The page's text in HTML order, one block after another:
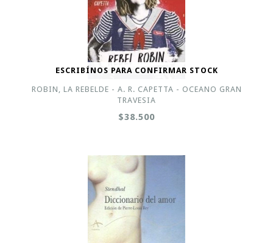
ESCRIBÍNOS PARA CONFIRMAR STOCK
ROBIN, LA REBELDE - A. R. CAPETTA - OCEANO GRAN
TRAVESIA
$38.500